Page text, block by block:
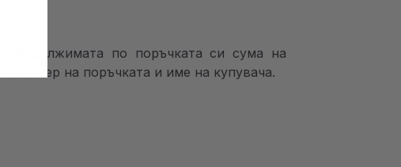
дължимата по поръчката си сума на
номер на поръчката и име на купувача.